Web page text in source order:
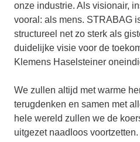
onze industrie. Als visionair,
vooral: als mens. STRABAG
structureel net zo sterk als
duidelijke visie voor de
Klemens Haselsteiner
We zullen altijd met warme
terugdenken en samen met
hele wereld zullen we de
uitgezet naadloos voortzetten.